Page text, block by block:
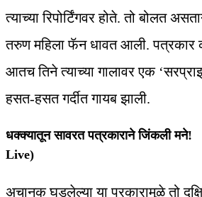
त्याच्या रिपोर्टिंगवर होते. तो बोलत
तरुण महिला फॅन धावत आली. पत्रकार
आतच तिने त्याच्या गालावर एक
हसत-हसत गर्दीत गायब झाली.
धक्क्यातून सावरत पत्रकाराने जिंकली
Live)
अचानक घडलेल्या या प्रकारामुळे तो